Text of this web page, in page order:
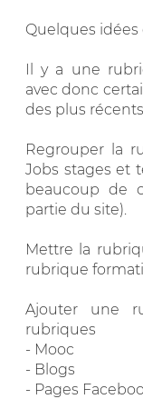
Quelques idées
Il y a une
avec donc
des plus
Regrouper la
Jobs stages et
beaucoup de
partie du site).
Mettre la
rubrique
Ajouter une
rubriques
- Mooc
- Blogs
- Pages